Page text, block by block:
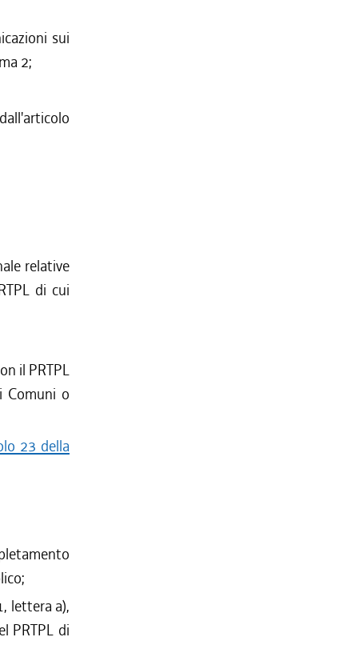
sui
2;
relative
di cui
il PRTPL
Comuni o
23 della
lettera a),
PRTPL di